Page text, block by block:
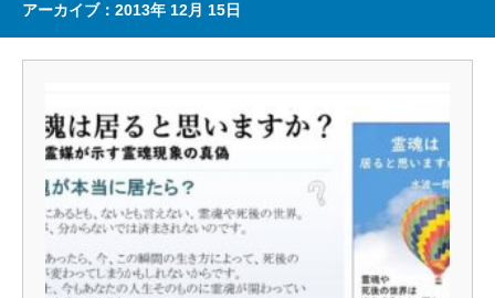
アーカイブ：2013年 12月 15日